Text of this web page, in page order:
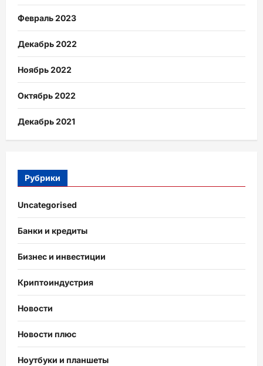
Февраль 2023
Декабрь 2022
Ноябрь 2022
Октябрь 2022
Декабрь 2021
Рубрики
Uncategorised
Банки и кредиты
Бизнес и инвестиции
Криптоиндустрия
Новости
Новости плюс
Ноутбуки и планшеты